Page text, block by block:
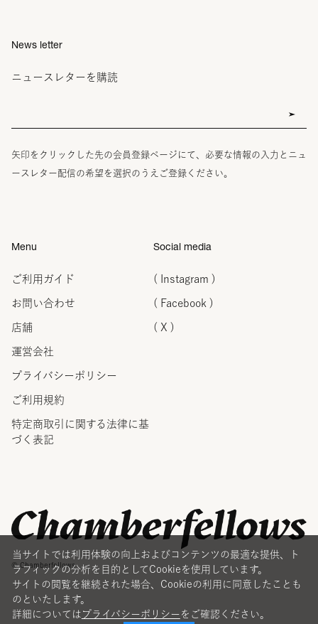
News letter
ニュースレターを購読
矢印をクリックした先の会員登録ページにて、必要な情報の入力とニュ
ースレター配信の希望を選択のうえご登録ください。
Menu
ご利用ガイド
お問い合わせ
店舗
運営会社
プライバシーポリシー
ご利用規約
特定商取引に関する法律に 基
づく表記
Social media
( Instagram )
( Facebook )
( X )
© Chamberfellows
当サイトでは利用体験の向上およびコンテンツの最適な提供、ト
ラフィックの分析を目的としてCookieを使用しています。
サイトの閲覧を継続された場合、Cookieの利用に同意したことも
のといたします。
詳細については プライバシーポリシー をご確認ください。